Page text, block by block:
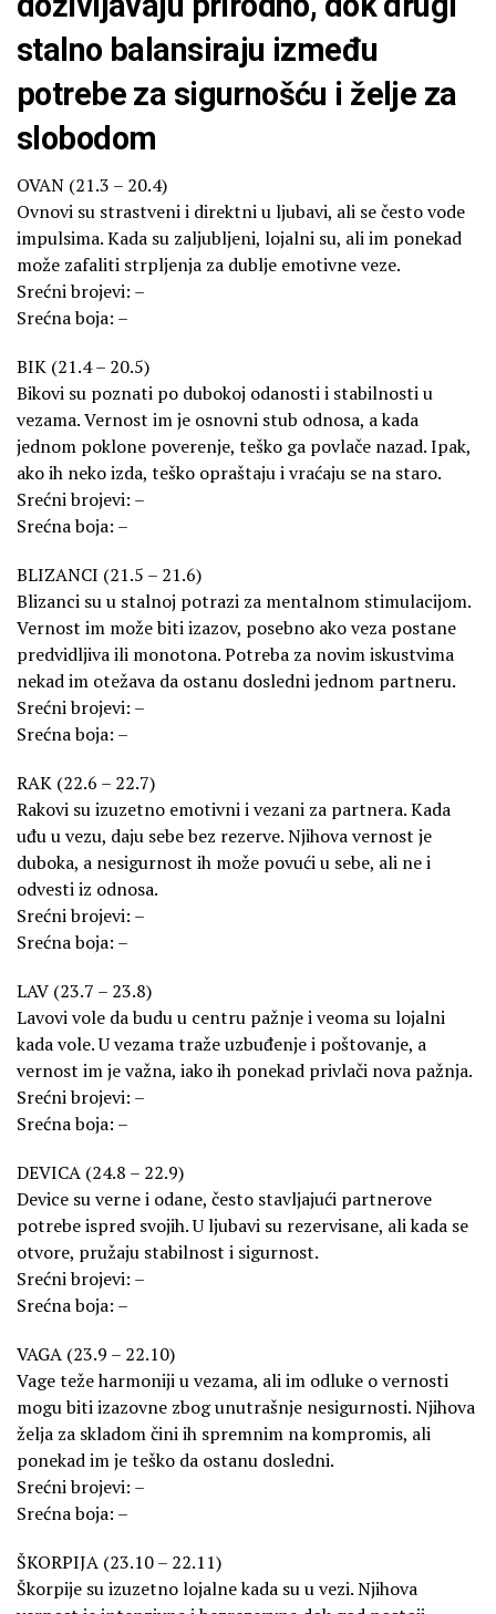
stalno balansiraju između
potrebe za sigurnošću i želje za
slobodom
OVAN (21.3 – 20.4)
Ovnovi su strastveni i direktni u ljubavi, ali se često vode
impulsima. Kada su zaljubljeni, lojalni su, ali im ponekad
može zafaliti strpljenja za dublje emotivne veze.
Srećni brojevi: –
Srećna boja: –
BIK (21.4 – 20.5)
Bikovi su poznati po dubokoj odanosti i stabilnosti u
vezama. Vernost im je osnovni stub odnosa, a kada
jednom poklone poverenje, teško ga povlače nazad. Ipak,
ako ih neko izda, teško opraštaju i vraćaju se na staro.
Srećni brojevi: –
Srećna boja: –
BLIZANCI (21.5 – 21.6)
Blizanci su u stalnoj potrazi za mentalnom stimulacijom.
Vernost im može biti izazov, posebno ako veza postane
predvidljiva ili monotona. Potreba za novim iskustvima
nekad im otežava da ostanu dosledni jednom partneru.
Srećni brojevi: –
Srećna boja: –
RAK (22.6 – 22.7)
Rakovi su izuzetno emotivni i vezani za partnera. Kada
uđu u vezu, daju sebe bez rezerve. Njihova vernost je
duboka, a nesigurnost ih može povući u sebe, ali ne i
odvesti iz odnosa.
Srećni brojevi: –
Srećna boja: –
LAV (23.7 – 23.8)
Lavovi vole da budu u centru pažnje i veoma su lojalni
kada vole. U vezama traže uzbuđenje i poštovanje, a
vernost im je važna, iako ih ponekad privlači nova pažnja.
Srećni brojevi: –
Srećna boja: –
DEVICA (24.8 – 22.9)
Device su verne i odane, često stavljajući partnerove
potrebe ispred svojih. U ljubavi su rezervisane, ali kada se
otvore, pružaju stabilnost i sigurnost.
Srećni brojevi: –
Srećna boja: –
VAGA (23.9 – 22.10)
Vage teže harmoniji u vezama, ali im odluke o vernosti
mogu biti izazovne zbog unutrašnje nesigurnosti. Njihova
želja za skladom čini ih spremnim na kompromis, ali
ponekad im je teško da ostanu dosledni.
Srećni brojevi: –
Srećna boja: –
ŠKORPIJA (23.10 – 22.11)
Škorpije su izuzetno lojalne kada su u vezi. Njihova